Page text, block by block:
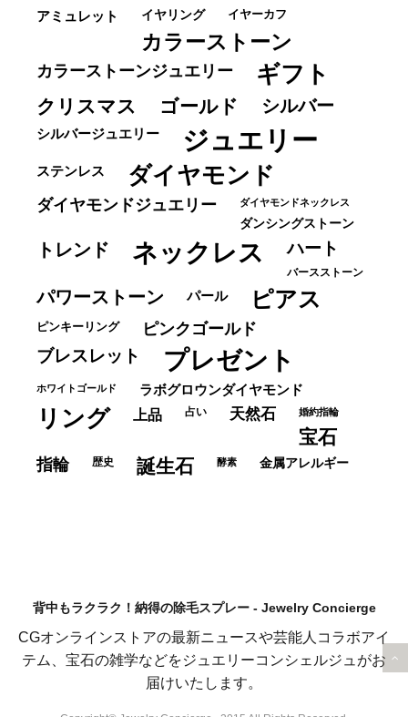
アミュレット イヤリング イヤーカフ
カラーストーン
カラーストーンジュエリー ギフト
クリスマス ゴールド シルバー
シルバージュエリー ジュエリー
ステンレス ダイヤモンド
ダイヤモンドジュエリー ダイヤモンドネックレス
ダンシングストーン
トレンド ネックレス ハート
バースストーン
パワーストーン パール ピアス
ピンキーリング ピンクゴールド
ブレスレット プレゼント
ホワイトゴールド ラボグロウンダイヤモンド
リング 上品 占い 天然石 婚約指輪
宝石
指輪 歴史 誕生石 酵素 金属アレルギー
背中もラクラク！納得の除毛スプレー - Jewelry Concierge
CGオンラインストアの最新ニュースや芸能人コラボアイ
テム、宝石の雑学などをジュエリーコンシェルジュがお
届けいたします。